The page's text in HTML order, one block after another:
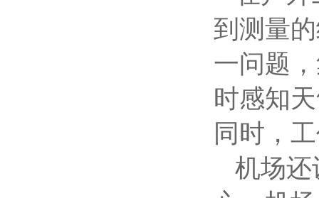
到测量
一问题
时感知
同时，
机场还